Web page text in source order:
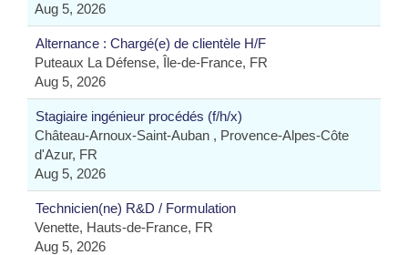
Aug 5, 2026
Alternance : Chargé(e) de clientèle H/F
Puteaux La Défense, Île-de-France, FR
Aug 5, 2026
Stagiaire ingénieur procédés (f/h/x)
Château-Arnoux-Saint-Auban , Provence-Alpes-Côte
d'Azur, FR
Aug 5, 2026
Technicien(ne) R&D / Formulation
Venette, Hauts-de-France, FR
Aug 5, 2026